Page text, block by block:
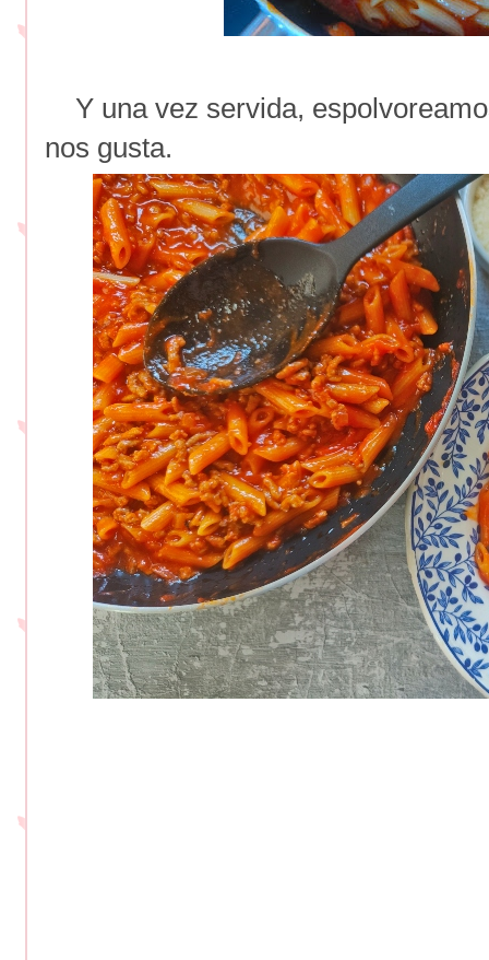
Y una vez servida,
nos gusta.